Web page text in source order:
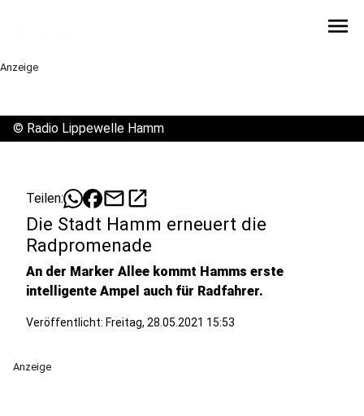
menu
Anzeige
© Radio Lippewelle Hamm
Teilen: mailopen_in_new
Die Stadt Hamm erneuert die
Radpromenade
An der Marker Allee kommt Hamms erste
intelligente Ampel auch für Radfahrer.
Veröffentlicht: Freitag, 28.05.2021 15:53
Anzeige